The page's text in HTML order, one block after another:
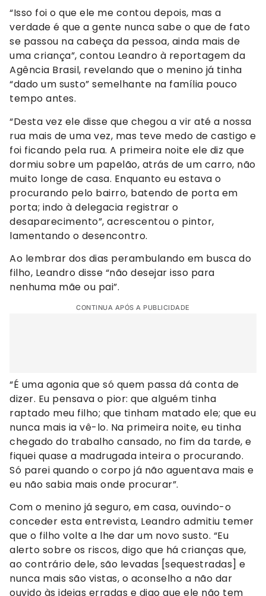
“Isso foi o que ele me contou depois, mas a
verdade é que a gente nunca sabe o que de fato
se passou na cabeça da pessoa, ainda mais de
uma criança”, contou Leandro à reportagem da
Agência Brasil, revelando que o menino já tinha
“dado um susto” semelhante na família pouco
tempo antes.
“Desta vez ele disse que chegou a vir até a nossa
rua mais de uma vez, mas teve medo de castigo e
foi ficando pela rua. A primeira noite ele diz que
dormiu sobre um papelão, atrás de um carro, não
muito longe de casa. Enquanto eu estava o
procurando pelo bairro, batendo de porta em
porta; indo à delegacia registrar o
desaparecimento”, acrescentou o pintor,
lamentando o desencontro.
Ao lembrar dos dias perambulando em busca do
filho, Leandro disse “não desejar isso para
nenhuma mãe ou pai”.
CONTINUA APÓS A PUBLICIDADE
“É uma agonia que só quem passa dá conta de
dizer. Eu pensava o pior: que alguém tinha
raptado meu filho; que tinham matado ele; que eu
nunca mais ia vê-lo. Na primeira noite, eu tinha
chegado do trabalho cansado, no fim da tarde, e
fiquei quase a madrugada inteira o procurando.
Só parei quando o corpo já não aguentava mais e
eu não sabia mais onde procurar”.
Com o menino já seguro, em casa, ouvindo-o
conceder esta entrevista, Leandro admitiu temer
que o filho volte a lhe dar um novo susto. “Eu
alerto sobre os riscos, digo que há crianças que,
ao contrário dele, são levadas [sequestradas] e
nunca mais são vistas, o aconselho a não dar
ouvido às ideias erradas e digo que ele não tem